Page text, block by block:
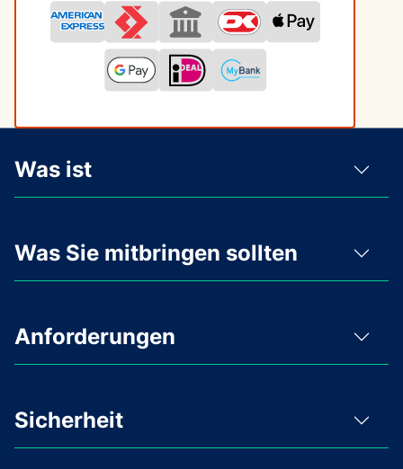
Was ist
Was Sie mitbringen sollten
Anforderungen
Sicherheit